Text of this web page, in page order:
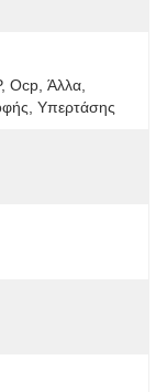
Ocp, Άλλα,
Υπερτάσης